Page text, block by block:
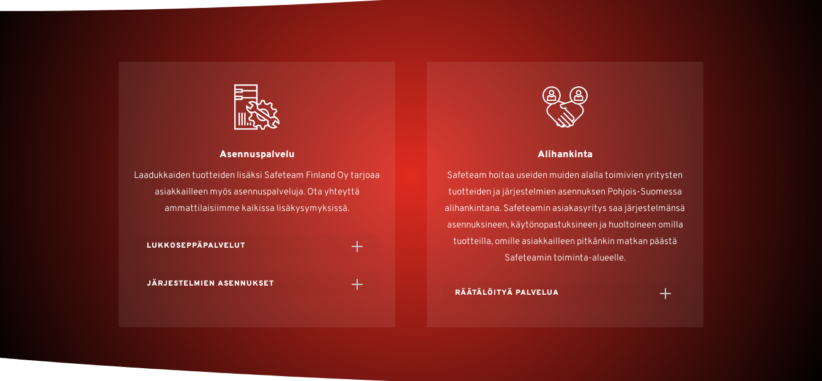
Asennuspalvelu
Laadukkaiden tuotteiden lisäksi Safeteam Finland Oy tarjoaa
asiakkailleen myös asennuspalveluja. Ota yhteyttä
ammattilaisiimme kaikissa lisäkysymyksissä.
LUKKOSEPPÄPALVELUT
JÄRJESTELMIEN ASENNUKSET
Alihankinta
Safeteam hoitaa useiden muiden alalla toimivien yritysten
tuotteiden ja järjestelmien asennuksen Pohjois-Suomessa
alihankintana. Safeteamin asiakasyritys saa järjestelmänsä
asennuksineen, käytönopastuksineen ja huoltoineen omilla
tuotteilla, omille asiakkailleen pitkänkin matkan päästä
Safeteamin toiminta-alueelle.
RÄÄTÄLÖITYÄ PALVELUA